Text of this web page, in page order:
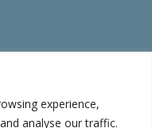
experience,
analyse our traffic.